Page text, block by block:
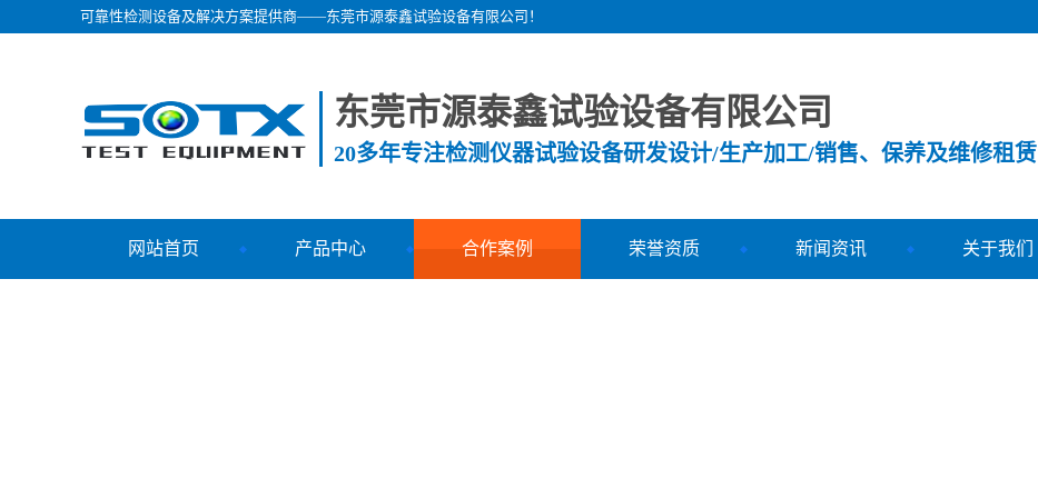
可靠性检测设备及解决方案提供商——东莞市源泰鑫试验设备有限公司！
东莞市源泰鑫试验设备有限公司
20多年专注检测仪器试验设备研发设计/生产加工/销售、保养及维修租赁
网站首页 产品中心 合作案例 荣誉资质 新闻资讯 关于我们